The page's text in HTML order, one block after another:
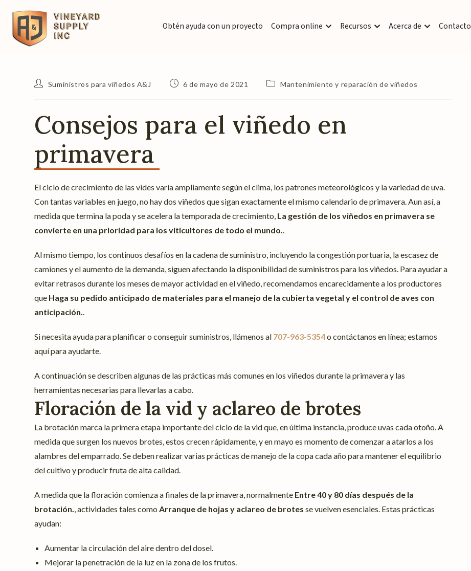
Obtén ayuda con un proyecto Compra online Recursos Acerca de Contacto
Suministros para viñedos A&J 6 de mayo de 2021 Mantenimiento y reparación de viñedos
Consejos para el viñedo en
primavera
El ciclo de crecimiento de las vides varía ampliamente según el clima, los patrones meteorológicos y la variedad de uva.
Con tantas variables en juego, no hay dos viñedos que sigan exactamente el mismo calendario de primavera. Aun así, a
medida que termina la poda y se acelera la temporada de crecimiento, La gestión de los viñedos en primavera se
convierte en una prioridad para los viticultores de todo el mundo..
Al mismo tiempo, los continuos desafíos en la cadena de suministro, incluyendo la congestión portuaria, la escasez de
camiones y el aumento de la demanda, siguen afectando la disponibilidad de suministros para los viñedos. Para ayudar a
evitar retrasos durante los meses de mayor actividad en el viñedo, recomendamos encarecidamente a los productores
que Haga su pedido anticipado de materiales para el manejo de la cubierta vegetal y el control de aves con
anticipación..
Si necesita ayuda para planificar o conseguir suministros, llámenos al 707-963-5354o contáctanos en línea; estamos
aquí para ayudarte.
A continuación se describen algunas de las prácticas más comunes en los viñedos durante la primavera y las
herramientas necesarias para llevarlas a cabo.
Floración de la vid y aclareo de brotes
La brotación marca la primera etapa importante del ciclo de la vid que, en última instancia, produce uvas cada otoño. A
medida que surgen los nuevos brotes, estos crecen rápidamente, y en mayo es momento de comenzar a atarlos a los
alambres del emparrado. Se deben realizar varias prácticas de manejo de la copa cada año para mantener el equilibrio
del cultivo y producir fruta de alta calidad.
A medida que la floración comienza a finales de la primavera, normalmente Entre 40 y 80 días después de la
brotación., actividades tales comoArranque de hojas y aclareo de brotes se vuelven esenciales. Estas prácticas
ayudan:
Aumentar la circulación del aire dentro del dosel.
Mejorar la penetración de la luz en la zona de los frutos.